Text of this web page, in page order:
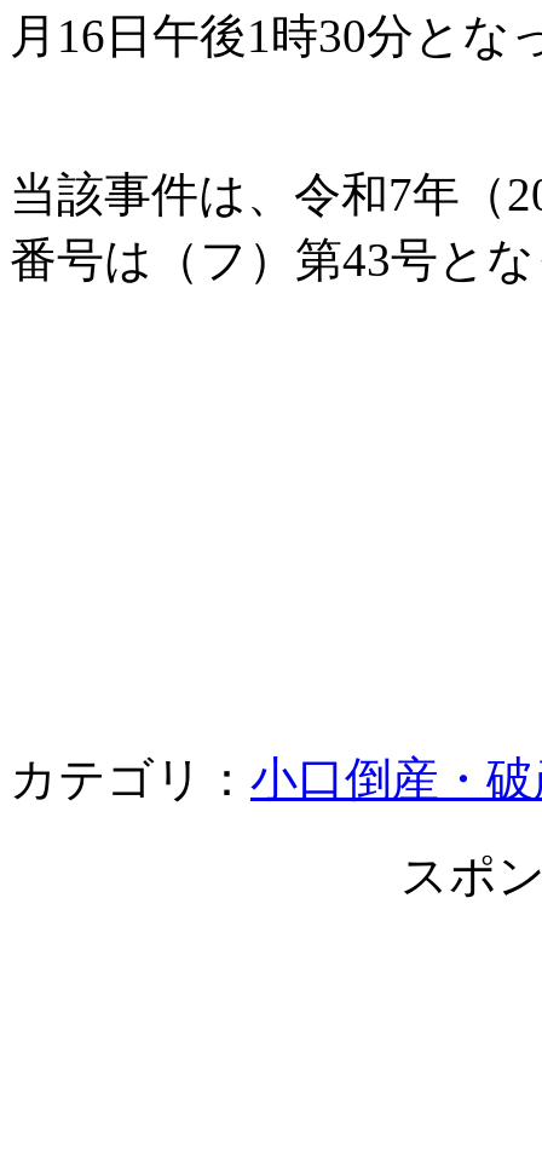
月16日午後1時30分と
当該事件は、令和7年（
番号は（フ）第43号と
カテゴリ： 小口倒産・
スポ